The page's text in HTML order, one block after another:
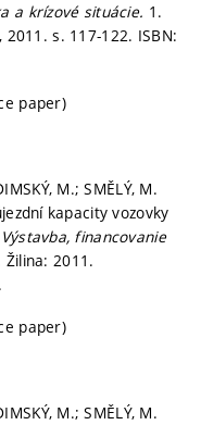
a krízové situácie. 1.
2011.s. 117-122. ISBN:
paper)
M.; SMĚLÝ, M.
kapacity vozovky
financovanie
Žilina: 2011.
paper)
M.; SMĚLÝ, M.